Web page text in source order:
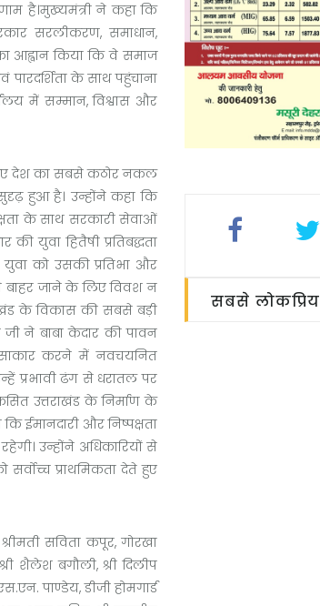
है।मुख्यमंत्री ने कहा कि
सरलीकरण, समाधान,
आह्वान किया कि वे समाज
के साथ पहुंचाना
में सम्मान, विश्वास और
लिए देश का सबसे कठोर नकल
हुआ है। उन्होंने कहा कि
के साथ सरकारी सेवाओं
युवा हितैषी प्रतिबद्धता
को उसकी प्रतिभा और
जाने के लिए विवश न
के विकास की सबसे बड़ी
जी ने बाबा केदार की पावन
करने में नवचयनित
प्रभावी ढंग से धरातल पर
उत्तराखंड के निर्माण के
ईमानदारी और निष्पक्षता
उन्होंने अधिकारियों से
प्राथमिकता देते हुए
सविता कपूर, गोरखा
शैलेश बगौली, श्री दिलीप
पाण्डेय, डीजी होमगार्ड
सबसे लोकप्रिय